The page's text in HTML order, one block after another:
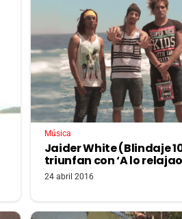
Música
Jaider White (Blindaje
triunfan con ‘A lo
24 abril 2016